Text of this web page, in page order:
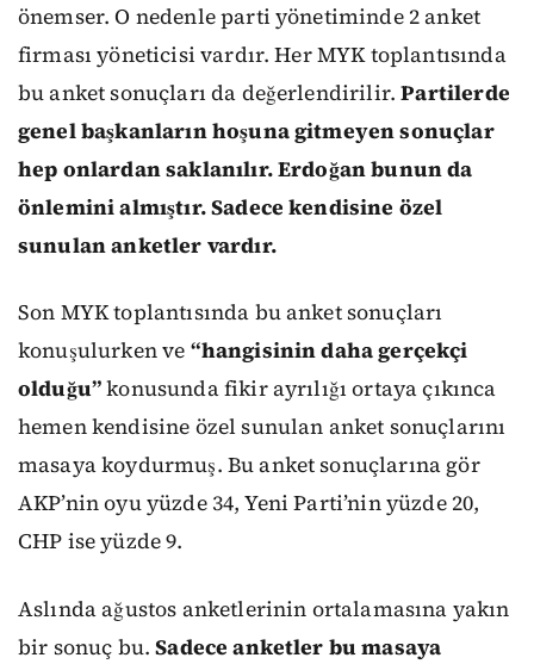
önemser. O nedenle parti yönetiminde 2 anket
firması yöneticisi vardır. Her MYK toplantısında
bu anket sonuçları da değerlendirilir.Partilerde
genel başkanların hoşuna gitmeyen sonuçlar
hep onlardan saklanılır. Erdoğan bunun da
önlemini almıştır. Sadece kendisine özel
sunulan anketler vardır.
Son MYK toplantısında bu anket sonuçları
konuşulurken ve “hangisinin daha gerçekçi
olduğu”konusunda fikir ayrılığı ortaya çıkınca
hemen kendisine özel sunulan anket sonuçlarını
masaya koydurmuş. Bu anket sonuçlarına gör
AKP’nin oyu yüzde 34, Yeni Parti’nin yüzde 20,
CHP ise yüzde 9.
Aslında ağustos anketlerinin ortalamasına yakın
bir sonuç bu.Sadece anketler bu masaya